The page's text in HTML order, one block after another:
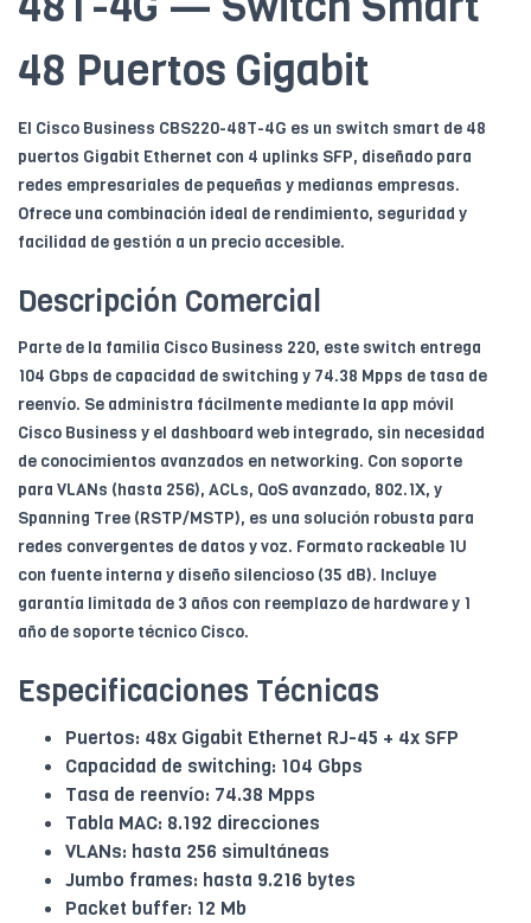
48 Puertos Gigabit
El Cisco Business CBS220-48T-4G es un switch smart de 48
puertos Gigabit Ethernet con 4 uplinks SFP, diseñado para
redes empresariales de pequeñas y medianas empresas.
Ofrece una combinación ideal de rendimiento, seguridad y
facilidad de gestión a un precio accesible.
Descripción Comercial
Parte de la familia Cisco Business 220, este switch entrega
104 Gbps de capacidad de switching y 74.38 Mpps de tasa de
reenvío. Se administra fácilmente mediante la app móvil
Cisco Business y el dashboard web integrado, sin necesidad
de conocimientos avanzados en networking. Con soporte
para VLANs (hasta 256), ACLs, QoS avanzado, 802.1X, y
Spanning Tree (RSTP/MSTP), es una solución robusta para
redes convergentes de datos y voz. Formato rackeable 1U
con fuente interna y diseño silencioso (35 dB). Incluye
garantía limitada de 3 años con reemplazo de hardware y 1
año de soporte técnico Cisco.
Especificaciones Técnicas
Puertos: 48x Gigabit Ethernet RJ-45 + 4x SFP
Capacidad de switching: 104 Gbps
Tasa de reenvío: 74.38 Mpps
Tabla MAC: 8.192 direcciones
VLANs: hasta 256 simultáneas
Jumbo frames: hasta 9.216 bytes
Packet buffer: 12 Mb